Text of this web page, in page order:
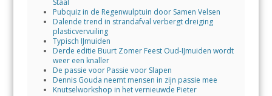
Staal
Pubquiz in de Regenwulptuin door Samen Velsen
Dalende trend in strandafval verbergt dreiging
plasticvervuiling
Typisch IJmuiden
Derde editie Buurt Zomer Feest Oud-IJmuiden wordt
weer een knaller
De passie voor Passie voor Slapen
Dennis Gouda neemt mensen in zijn passie mee
Knutselworkshop in het vernieuwde Pieter